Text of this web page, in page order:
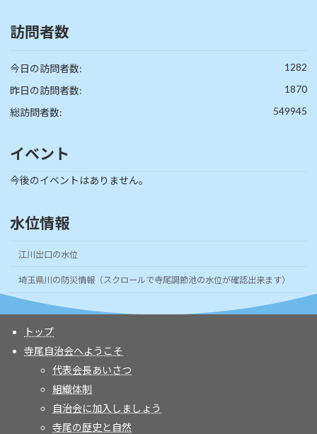
訪問者数
1282
今日の訪問者数:
1870
昨日の訪問者数:
549945
総訪問者数:
イベント
今後のイベントはありません。
水位情報
江川出口の水位
埼玉県川の防災情報（スクロールで寺尾調節池の水位が確認出来ます）
トップ
寺尾自治会へようこそ
代表会長あいさつ
組織体制
自治会に加入しましょう
寺尾の歴史と自然